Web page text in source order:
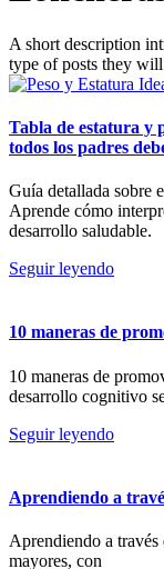
A short description
type of posts they
Tabla de estatura y
todos los padres
Guía detallada sobre
Aprende cómo
desarrollo saludable.
Seguir leyendo
10 maneras de
10 maneras de
desarrollo cognitivo
Seguir leyendo
Aprendiendo a
Aprendiendo a
mayores, con